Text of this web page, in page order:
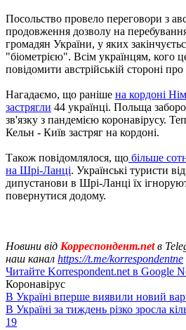
Посольство провело переговори з
продовження дозволу на перебування
громадян України, у яких
"біометрією". Всім українцям, кого
повідомити австрійській стороні
Нагадаємо, що раніше на кордоні
застрягли 44 українці. Польща
зв'язку з пандемією коронавірусу.
Кельн - Київ застряг на кордоні.
Також повідомлялося, що більше
на Шрі-Ланці. Українські туристи
дипустанови в Шрі-Ланці їх
повернутися додому.
Новини від Корреспондент.netв
наш канал https://t.me/korrespondentne
Читайте Korrespondent.net в Google
Коронавірус
В Україні вперше виявили новий
В Україні за тиждень різко зросла
19